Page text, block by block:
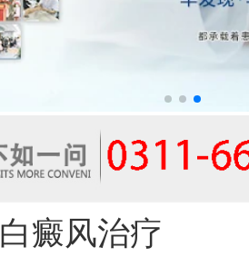
白癜风治疗